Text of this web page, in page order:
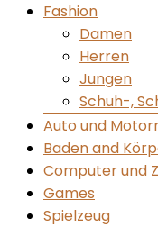
Fashion
Damen
Herren
Jungen
Schuh-,
Auto und
Baden and
Computer und
Games
Spielzeug